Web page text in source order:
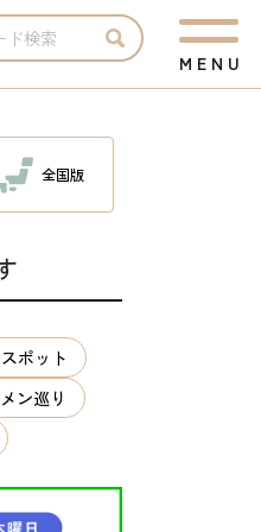
M E N U
全国版
ポット
ン巡り